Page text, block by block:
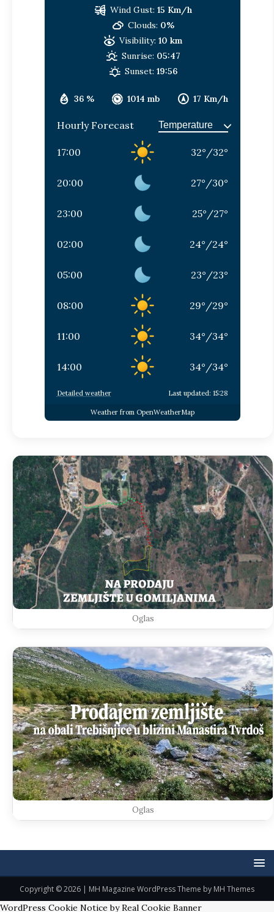
36 % 1014 mb 17 Km/h
Wind Gust: 15 Km/h
Clouds: 0%
Visibility: 10 km
Sunrise: 05:47
Sunset: 19:56
Hourly Forecast
17:00 32° /32°
20:00 27° /30°
23:00 25° /27°
02:00 24° /24°
05:00 23° /23°
08:00 29° /29°
11:00 34° /34°
14:00 34° /34°
Detailed weather Last updated: 15:28
Weather from OpenWeatherMap
Oglas
Oglas
Copyright © 2026 | MH Magazine WordPress Theme by MH Themes
WordPress Cookie Notice by Real Cookie Banner